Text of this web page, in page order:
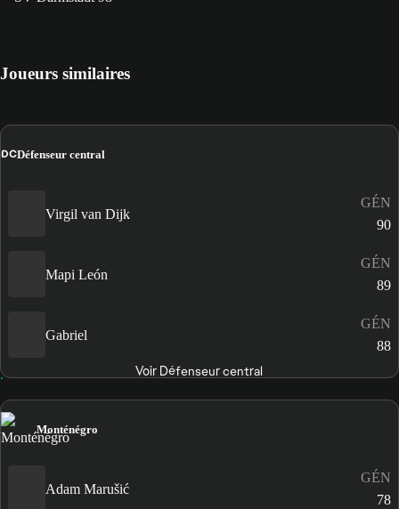
Joueurs similaires
DCDéfenseur central
Virgil van Dijk
GÉN
90
Mapi León
GÉN
89
Gabriel
GÉN
88
Voir Défenseur central
Monténégro
Adam Marušić
GÉN
78